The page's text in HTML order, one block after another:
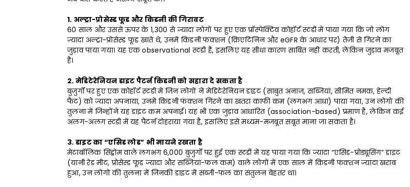
1. अल्ट्रा-प्रोसेस्ड फूड और किडनी की गिरावट
60 साल और उससे ऊपर के 1,300 से ज्यादा लोगों पर हुए एक प्रॉस्पेक्टिव कोहॉर्ट स्टडी में पाया गया कि जो लोग
ज्यादा अल्ट्रा-प्रोसेस्ड फूड खाते थे, उनमें किडनी फंक्शन (क्रिएटिनिन और eGFR के आधार पर) तेजी से गिरने का
जुड़ाव पाया गया। यह एक observational स्टडी है, इसलिए यह सीधा कारण साबित नहीं करती, लेकिन जुड़ाव मजबूत
है।
2. मेडिटेरेनियन डाइट पैटर्न किडनी को सहारा दे सकता है
बुजुर्गों पर हुए एक कोहॉर्ट स्टडी में जिन लोगों ने मेडिटेरेनियन डाइट (साबुत अनाज, सब्जियां, सीमित नमक, हेल्दी
फैट) को ज्यादा अपनाया, उनमें किडनी फंक्शन गिरने का खतरा काफी कम (लगभग आधा) पाया गया, उन लोगों की
तुलना में जिन्होंने यह डाइट कम अपनाई। यह भी एक जुड़ाव आधारित (association-based) प्रमाण है, लेकिन कई
अलग-अलग स्टडी में यह पैटर्न दोहराया गया है, इसलिए इसे मध्यम-मजबूत सबूत माना जा सकता है।
3. डाइट का “एसिड लोड” भी मायने रखता है
मेटाबॉलिक सिंड्रोम वाले लगभग 6,000 बुजुर्गों पर हुई एक स्टडी में यह पाया गया कि ज्यादा “एसिड-प्रोड्यूसिंग” डाइट
(यानी रेड मीट, प्रोसेस्ड फूड ज्यादा और सब्जियां-फल कम) वाले लोगों में एक साल में किडनी फंक्शन ज्यादा खराब
हुआ, उन लोगों की तुलना में जिनकी डाइट में सब्जी-फल का संतुलन बेहतर था।